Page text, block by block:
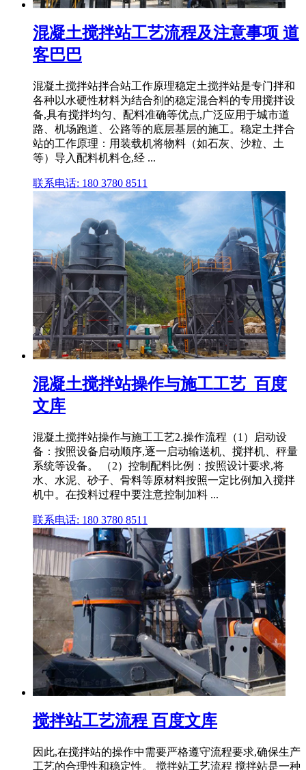
混凝土搅拌站工艺流程及注意事项 道
客巴巴
混凝土搅拌站拌合站工作原理稳定土搅拌站是专门拌和
各种以水硬性材料为结合剂的稳定混合料的专用搅拌设
备,具有搅拌均匀、配料准确等优点,广泛应用于城市道
路、机场跑道、公路等的底层基层的施工。稳定土拌合
站的工作原理：用装载机将物料（如石灰、沙粒、土
等）导入配料机料仓,经 ...
联系电话: 180 3780 8511
混凝土搅拌站操作与施工工艺_百度
文库
混凝土搅拌站操作与施工工艺2.操作流程（1）启动设
备：按照设备启动顺序,逐一启动输送机、搅拌机、秤量
系统等设备。 （2）控制配料比例：按照设计要求,将
水、水泥、砂子、骨料等原材料按照一定比例加入搅拌
机中。在投料过程中要注意控制加料 ...
联系电话: 180 3780 8511
搅拌站工艺流程 百度文库
因此,在搅拌站的操作中需要严格遵守流程要求,确保生产
工艺的合理性和稳定性。 搅拌站工艺流程 搅拌站是一种